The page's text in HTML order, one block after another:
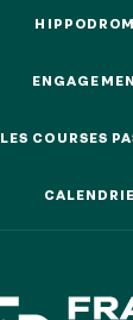
LES COURSES